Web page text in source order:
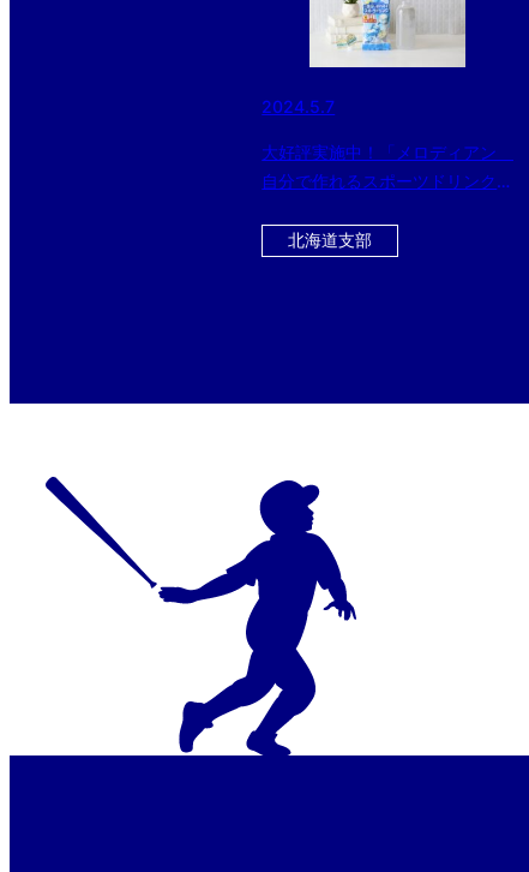
2024.5.7
大好評実施中！「メロディアン
自分で作れるスポーツドリンク」
ス！！ 今ならさらに黒酢ドリン
北海道支部